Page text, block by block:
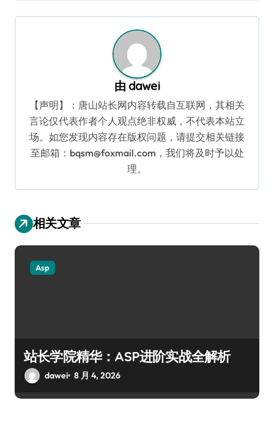
导
由 dawei
【声明】：唐山站长网内容转载自互联网，其相关
言论仅代表作者个人观点绝非权威，不代表本站立
场。如您发现内容存在版权问题，请提交相关链接
至邮箱：bqsm@foxmail.com，我们将及时予以处
理。
相关文章
Asp
站长学院精华：ASP进阶实战全解析
dawei 8 月 4, 2026